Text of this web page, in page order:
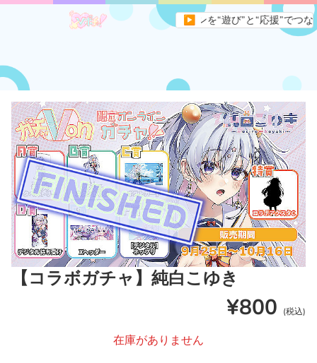
▶
です。すべてのVライバーとファンを“遊び”と“応援”でつなぐ、
【コラボガチャ】純白こゆき
¥800 (税込)
在庫がありません